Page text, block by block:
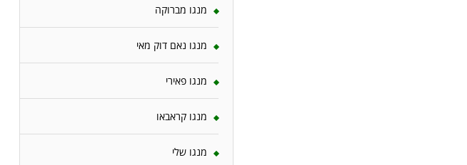
מנגו מברוקה
מנגו נאם דוק מאי
מנגו פאירי
מנגו קראבאו
מנגו שלי